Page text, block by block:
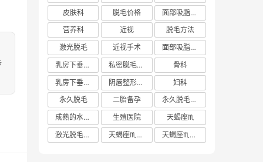
皮肤科
脱毛价格
面部吸脂费用
营养科
近视
脱毛方法
激光脱毛
近视手术
面部吸脂多少钱
乳房下垂矫正价格
私密脱毛方法
骨科
乳房下垂矫正费用
阴唇整形手术多少钱
妇科
永久脱毛
二胎备孕
永久脱毛方法
成熟的水蜜桃
生殖医院
天蝎座♏️
激光脱毛价格
天蝎座♏️女生 天蝎座♏️男生